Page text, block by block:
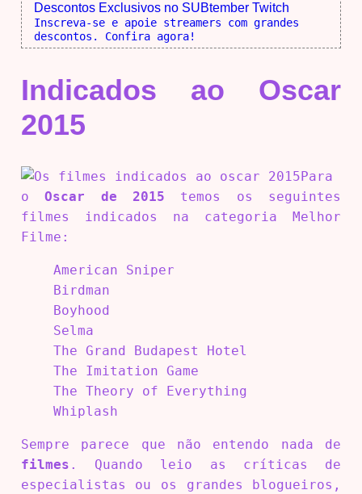
Descontos Exclusivos no SUBtember Twitch
Inscreva-se e apoie streamers com grandes
descontos. Confira agora!
Indicados ao Oscar
2015
Para
oOscar de 2015 temos os seguintes
filmes indicados na categoria Melhor
Filme:
American Sniper
Birdman
Boyhood
Selma
The Grand Budapest Hotel
The Imitation Game
The Theory of Everything
Whiplash
Sempre parece que não entendo nada de
filmes . Quando leio as críticas de
especialistas ou os grandes blogueiros,